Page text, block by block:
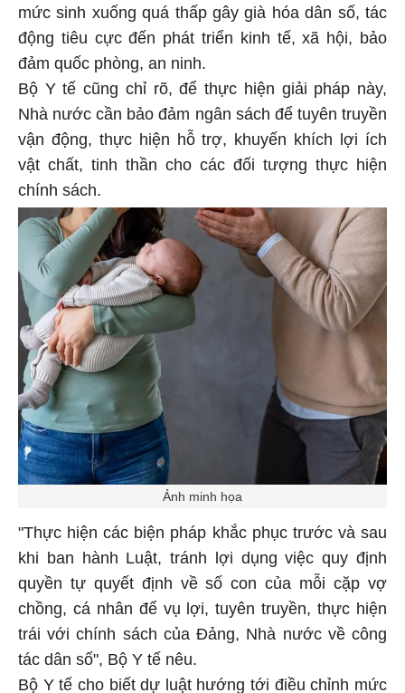
mức sinh xuống quá thấp gây già hóa dân số, tác
động tiêu cực đến phát triển kinh tế, xã hội, bảo
đảm quốc phòng, an ninh.
Bộ Y tế cũng chỉ rõ, để thực hiện giải pháp này,
Nhà nước cần bảo đảm ngân sách để tuyên truyền
vận động, thực hiện hỗ trợ, khuyến khích lợi ích
vật chất, tinh thần cho các đối tượng thực hiện
chính sách.
Ảnh minh họa
"Thực hiện các biện pháp khắc phục trước và sau
khi ban hành Luật, tránh lợi dụng việc quy định
quyền tự quyết định về số con của mỗi cặp vợ
chồng, cá nhân để vụ lợi, tuyên truyền, thực hiện
trái với chính sách của Đảng, Nhà nước về công
tác dân số", Bộ Y tế nêu.
Bộ Y tế cho biết dự luật hướng tới điều chỉnh mức